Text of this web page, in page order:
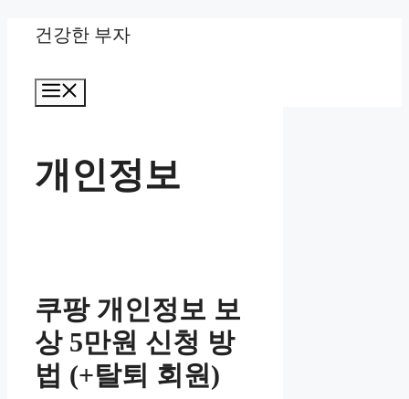
Skip
content
건강한 부자
개인정보
쿠팡 개인정보 보
상 5만원 신청 방
법 (+탈퇴 회원)